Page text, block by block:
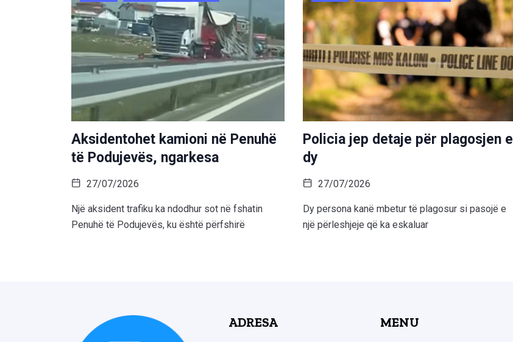
Aksidentohet kamioni në Penuhë
të Podujevës, ngarkesa
27/07/2026
Një aksident trafiku ka ndodhur sot në fshatin
Penuhë të Podujevës, ku është përfshirë
Policia jep detaje për plagosjen e
dy
27/07/2026
Dy persona kanë mbetur të plagosur si pasojë e
një përleshjeje që ka eskaluar
ADRESA MENU